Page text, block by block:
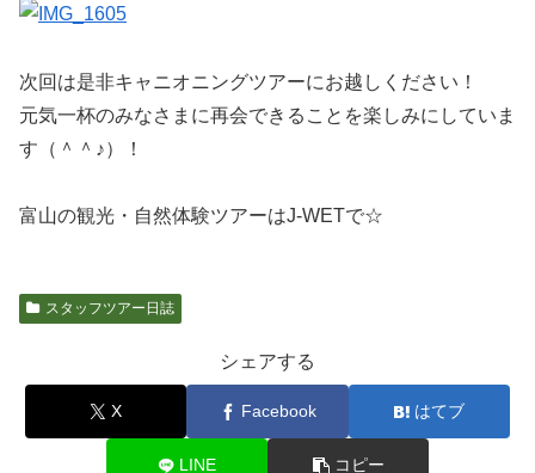
次回は是非キャニオニングツアーにお越しください！
元気一杯のみなさまに再会できることを楽しみにしていま
す（＾＾♪）！
富山の観光・自然体験ツアーはJ-WETで☆
スタッフツアー日誌
シェアする
X Facebook はてブ
LINE コピー